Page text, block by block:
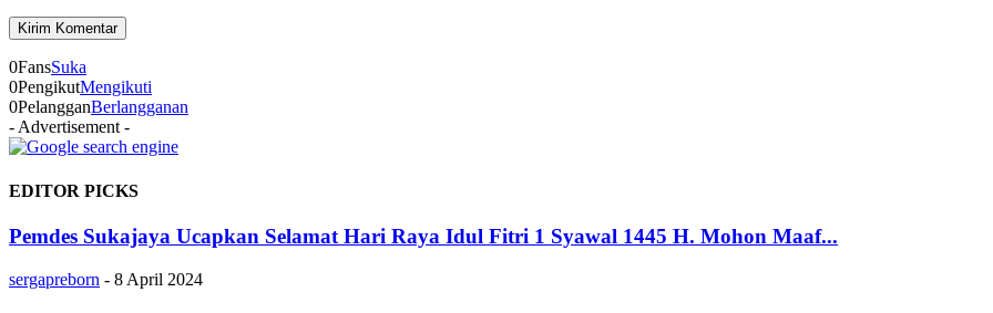
0FansSuka
0PengikutMengikuti
0PelangganBerlangganan
- Advertisement -
EDITOR PICKS
Pemdes Sukajaya Ucapkan Selamat Hari Raya Idul Fitri 1 Syawal 1445 H. Mohon Maaf...
sergapreborn - 8 April 2024